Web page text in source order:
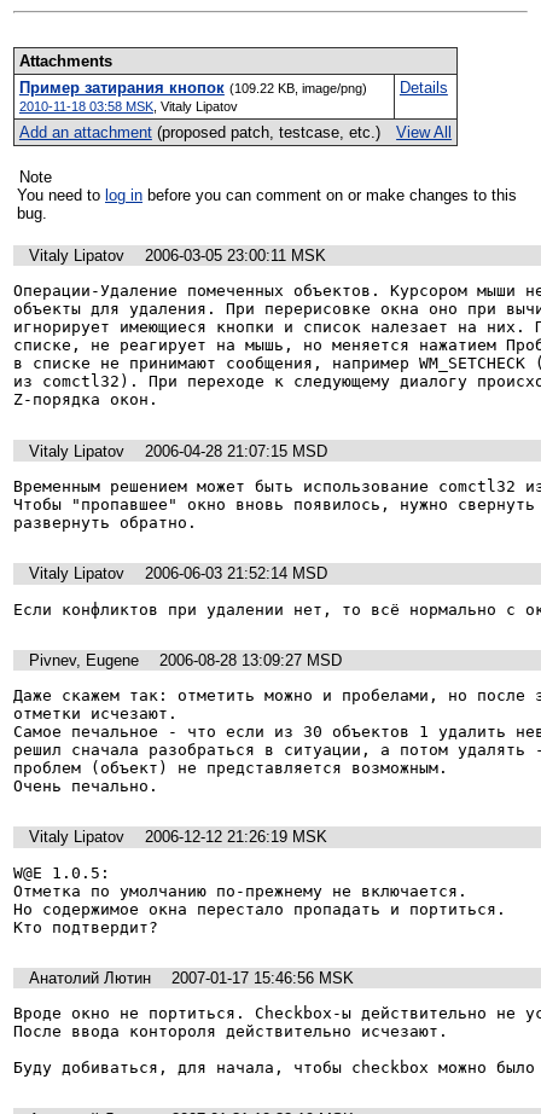
Attachments
Пример затирания кнопок (109.22 KB, image/png)
2010-11-18 03:58 MSK, Vitaly Lipatov
Details
View All
Add an attachment(proposed patch, testcase, etc.)
Note
You need to log in
bug.
Vitaly Lipatov
2006-03-05 23:00:11 MSK
Операции-Удаление помеченных объектов. Курсором мыши
объекты для удаления. При перерисовке окна оно при
игнорирует имеющиеся кнопки и список налезает на
списке, не реагирует на мышь, но меняется нажатием
в списке не принимают сообщения, например
из comctl32). При переходе к следующему диалогу
Z-порядка окон.
Vitaly Lipatov
2006-04-28 21:07:15 MSD
Временным решением может быть использование comctl32
Чтобы "пропавшее" окно вновь появилось, нужно
развернуть обратно.
Vitaly Lipatov
2006-06-03 21:52:14 MSD
Если конфликтов при удалении нет, то всё нормально с
Pivnev, Eugene
2006-08-28 13:09:27 MSD
Даже скажем так: отметить можно и пробелами, но после
отметки исчезают.
Самое печальное - что если из 30 объектов 1 удалить
решил сначала разобраться в ситуации, а потом удалять
проблем (объект) не представляется возможным.
Очень печально.
Vitaly Lipatov
2006-12-12 21:26:19 MSK
W@E 1.0.5:
Отметка по умолчанию по-прежнему не включается.
Но содержимое окна перестало пропадать и портиться.
Кто подтвердит?
Анатолий Лютин
2007-01-17 15:46:56 MSK
Вроде окно не портиться. Checkbox-ы действительно не
После ввода контороля действительно исчезают.
Буду добиваться, для начала, чтобы checkbox можно было